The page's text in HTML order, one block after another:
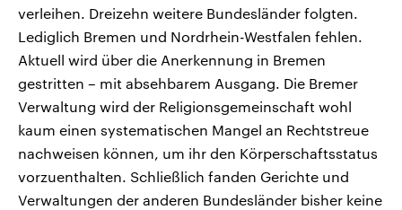
verleihen. Dreizehn weitere Bundesländer folgten.
Lediglich Bremen und Nordrhein-Westfalen fehlen.
Aktuell wird über die Anerkennung in Bremen
gestritten – mit absehbarem Ausgang. Die Bremer
Verwaltung wird der Religionsgemeinschaft wohl
kaum einen systematischen Mangel an Rechtstreue
nachweisen können, um ihr den Körperschaftsstatus
vorzuenthalten. Schließlich fanden Gerichte und
Verwaltungen der anderen Bundesländer bisher keine